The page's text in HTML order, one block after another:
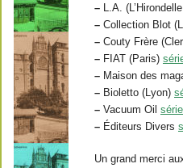
– L.A.
– Collection Blot
– Couty Frère
– FIAT (Paris)
– Maison des
– Bioletto (Lyon)
– Vacuum Oil série
– Éditeurs Divers
Un grand merci